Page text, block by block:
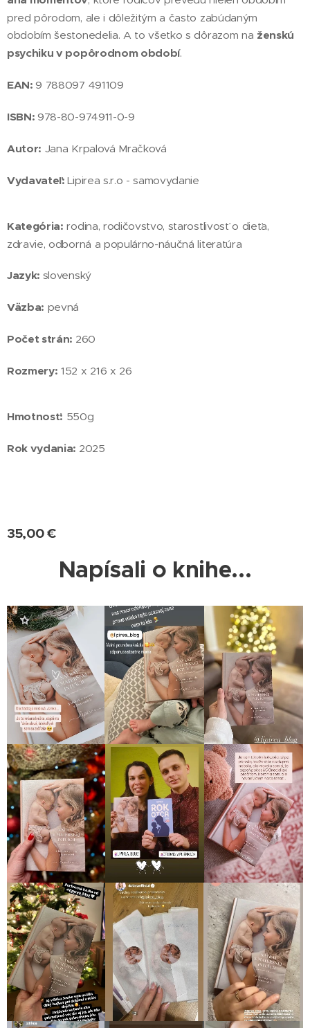
pred pôrodom, ale i dôležitým a často zabúdaným
obdobím šestonedelia. A to všetko s dôrazom na ženskú
psychiku v popôrodnom období.
EAN:9 788097 491109
ISBN:978-80-974911-0-9
Autor: Jana Krpalová Mračková
Vydavateľ:Lipirea s.r.o - samovydanie
Kategória: rodina, rodičovstvo, starostlivosť o dieťa,
zdravie, odborná a populárno-náučná literatúra
Jazyk: slovenský
Väzba: pevná
Počet strán: 260
Rozmery: 152 x 216 x 26
Hmotnosť: 550g
Rok vydania: 2025
35,00€
Napísali o knihe...